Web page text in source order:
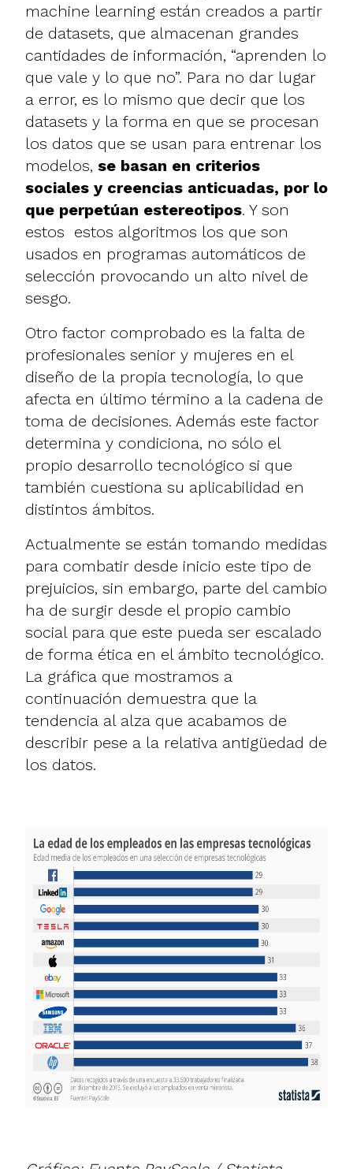
machine learning están creados a partir
de datasets, que almacenan grandes
cantidades de información, “aprenden lo
que vale y lo que no”. Para no dar lugar
a error, es lo mismo que decir que los
datasets y la forma en que se procesan
los datos que se usan para entrenar los
modelos, se basan en criterios
sociales y creencias anticuadas, por lo
que perpetúan estereotipos. Y son
estos estos algoritmos los que son
usados en programas automáticos de
selección provocando un alto nivel de
sesgo.
Otro factor comprobado es la falta de
profesionales senior y mujeres en el
diseño de la propia tecnología, lo que
afecta en último término a la cadena de
toma de decisiones. Además este factor
determina y condiciona, no sólo el
propio desarrollo tecnológico si que
también cuestiona su aplicabilidad en
distintos ámbitos.
Actualmente se están tomando medidas
para combatir desde inicio este tipo de
prejuicios, sin embargo, parte del cambio
ha de surgir desde el propio cambio
social para que este pueda ser escalado
de forma ética en el ámbito tecnológico.
La gráfica que mostramos a
continuación demuestra que la
tendencia al alza que acabamos de
describir pese a la relativa antigüedad de
los datos.